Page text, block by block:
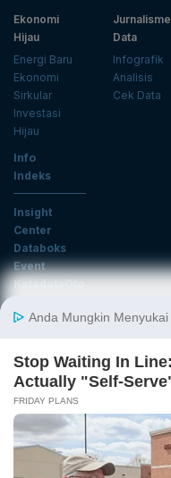
Ekonomi
Hijau
Energi Baru
Ekonomi
Sirkular
Investasi
Hijau
Jurnalisme
Data
Infografik
Analisis
Cek Data
Info
Indeks
Insight
Center
Databoks
Event
KatadataOto
Email